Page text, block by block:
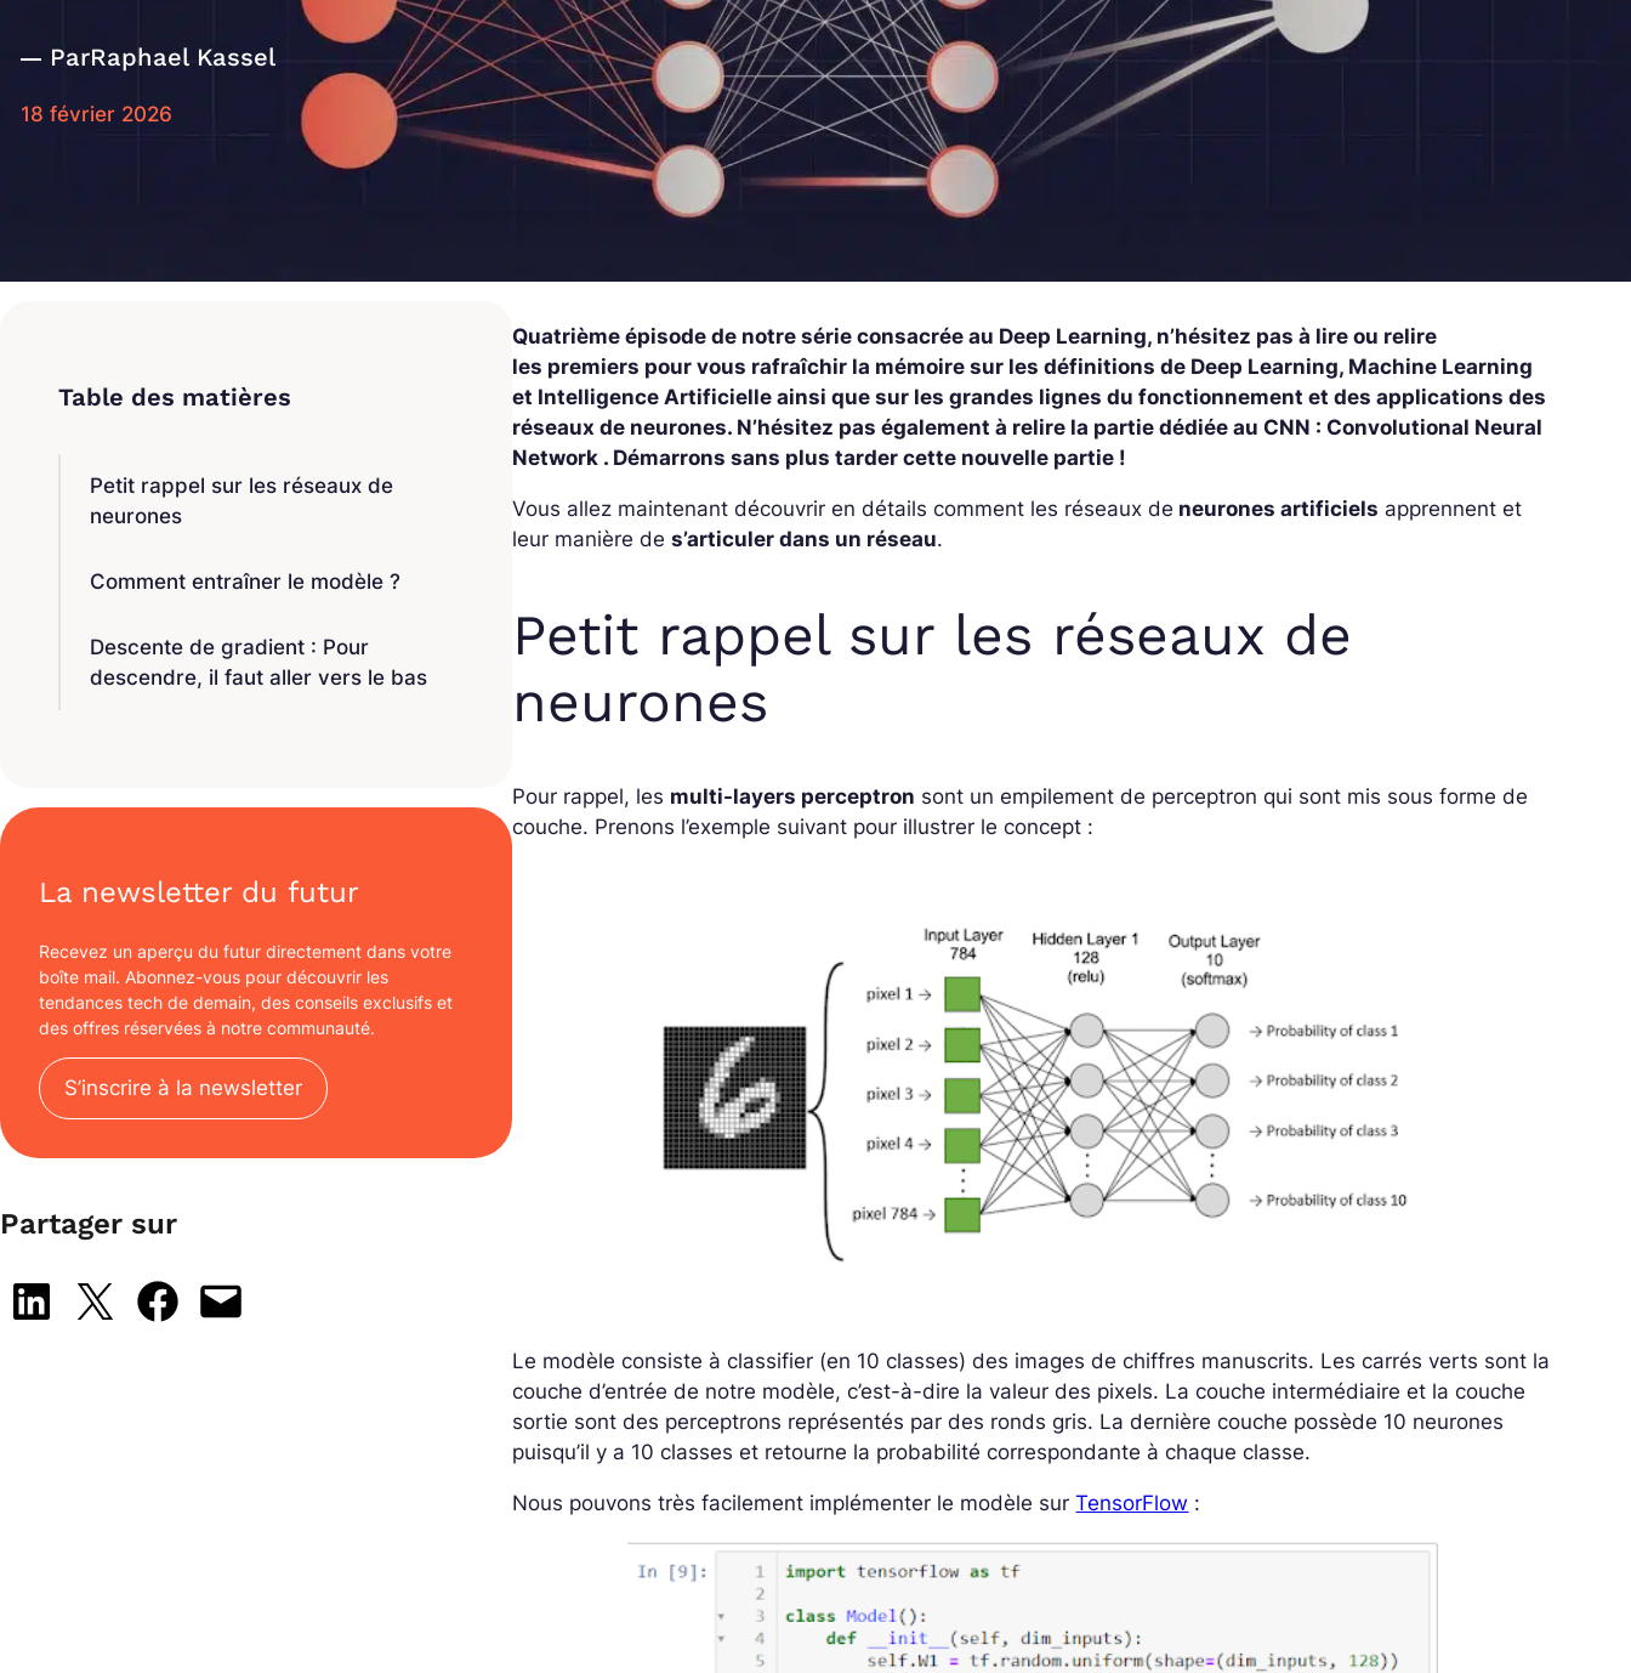
ParRaphael Kassel
18 février 2026
Petit rappel sur les réseaux de
neurones
Comment entraîner le modèle ?
Descente de gradient : Pour
descendre, il faut aller vers le bas
La newsletter du futur
Recevez un aperçu du futur directement dans votre
boîte mail. Abonnez-vous pour découvrir les
tendances tech de demain, des conseils exclusifs et
des offres réservées à notre communauté.
S’inscrire à la newsletter
Partager sur
Share on LinkedIn
Share on X Share on Facebook
Email this Page
Quatrième épisode de notre série consacrée au Deep Learning, n’hésitez pas à lire ou relire
les premiers pour vous rafraîchir la mémoire sur les définitions de Deep Learning, Machine Learning
et Intelligence Artificielle ainsi que sur les grandes lignes du fonctionnement et des applications des
réseaux de neurones. N’hésitez pas également à relire la partie dédiée au CNN : Convolutional Neural
Network . Démarrons sans plus tarder cette nouvelle partie !
Vous allez maintenant découvrir en détails comment les réseaux de neurones artificiels apprennent et
leur manière des’articuler dans un réseau.
Petit rappel sur les réseaux de
neurones
Pour rappel, les multi-layers perceptron sont un empilement de perceptron qui sont mis sous forme de
couche. Prenons l’exemple suivant pour illustrer le concept :
Le modèle consiste à classifier (en 10 classes) des images de chiffres manuscrits. Les carrés verts sont la
couche d’entrée de notre modèle, c’est-à-dire la valeur des pixels. La couche intermédiaire et la couche
sortie sont des perceptrons représentés par des ronds gris. La dernière couche possède 10 neurones
puisqu’il y a 10 classes et retourne la probabilité correspondante à chaque classe.
Nous pouvons très facilement implémenter le modèle surTensorFlow :